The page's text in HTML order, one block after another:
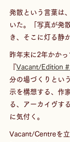
発散という言葉は
いた。「写真が発
き、そこに灯る静
昨年末に2年かかっ
『Vacant/Edition
分の場づくりとい
示を構想する、作
る、アーカイヴす
に気付く。
Vacant/Centreを